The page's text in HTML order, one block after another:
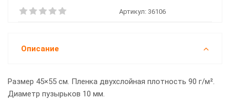
Артикул: 36106
Описание
Размер 45×55 см. Пленка двухслойная плотность 90 г/м².
Диаметр пузырьков 10 мм.